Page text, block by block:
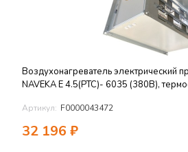
Воздухонагреватель электрический
NAVEKA E 4.5(PTC)- 6035 (380В),
Артикул: F0000043472
32 196 ₽